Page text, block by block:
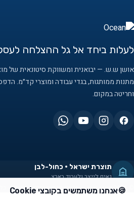
לעלות ביחד אל גל ההצלחה
אושן ש.ש. — יבואנית ומשווקת סיטונאית של
מתנות ממותגות, בגדי עבודה ומוצרי קד״מ.
וחריטה במקום.
תוצרת ישראל · כחול-לבן
גאים לייצר ולעבוד בארץ
🍪אנחנו משתמשים בקובצי Cookie